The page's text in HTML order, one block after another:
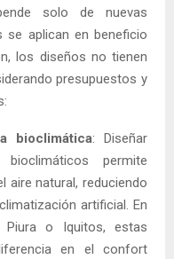
solo de nuevas
aplican en beneficio
los diseños no tienen
presupuestos y
bioclimática: Diseñar
permite
aire natural, reduciendo
artificial. En
Piura o Iquitos, estas
en el confort